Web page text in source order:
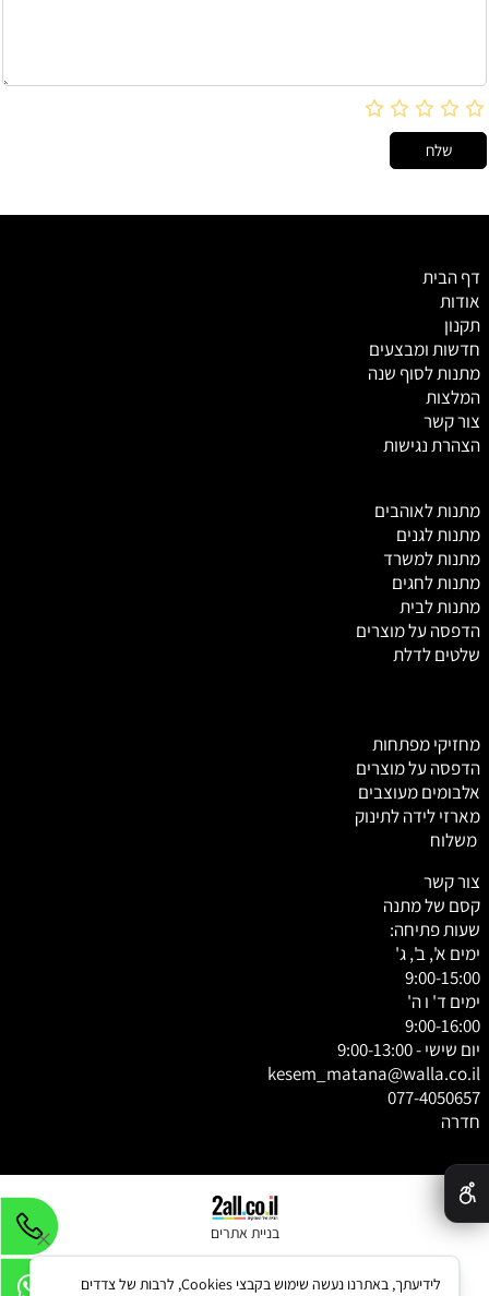
דף הבית
אודות
תקנון
חדשות ומבצעים
מתנות לסוף שנה
המלצות
צור קשר
הצהרת נגישות
מתנות לאוהבים
מתנות לגנים
מתנות למשרד
מתנות לחגים
מתנות לבית
הדפסה על מוצרים
שלטים לדלת
מחזיקי מפתחות
הדפסה על מוצרים
אלבומים מעוצבים
מארזי לידה לתינוק
משלוח
צור קשר
קסם של מתנה
שעות פתיחה:
ימים א', ב', ג'
9:00-15:00
ימים ד' ו ה'
9:00-16:00
יום שישי - 9:00-13:00
kesem_matana@walla.co.il
077-4050657
חדרה
בניית אתרים
לידיעתך, באתרנו נעשה שימוש בקבצי Cookies, לרבות של צדדים